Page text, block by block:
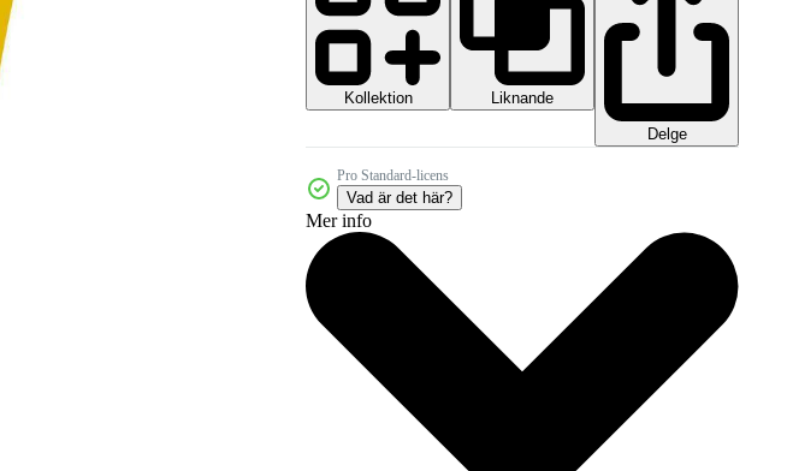
Kollektion
Liknande
Delge
Pro Standard-licens
Vad är det här?
Mer info